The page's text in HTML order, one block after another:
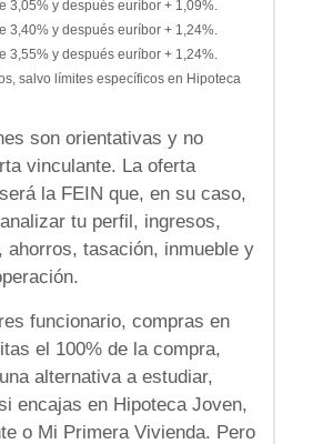
3,05% y después euríbor + 1,09%.
3,40% y después euríbor + 1,24%.
3,55% y después euríbor + 1,24%.
salvo límites específicos en Hipoteca
son orientativas y no
vinculante. La oferta
la FEIN que, en su caso,
tu perfil, ingresos,
ahorros, tasación, inmueble y
funcionario, compras en
el 100% de la compra,
alternativa a estudiar,
encajas en Hipoteca Joven,
o Mi Primera Vivienda. Pero